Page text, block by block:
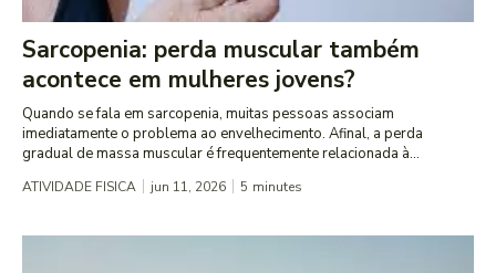
Sarcopenia: perda muscular também
acontece em mulheres jovens?
Quando se fala em sarcopenia, muitas pessoas associam
imediatamente o problema ao envelhecimento. Afinal, a perda
gradual de massa muscular é frequentemente relacionada à...
ATIVIDADE FISICA jun 11, 2026 5 minutes